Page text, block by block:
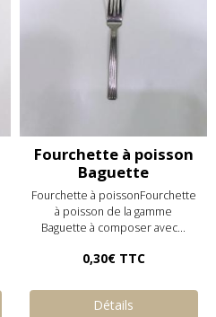
Fourchette à poisson
Baguette
Fourchette à poissonFourchette
à poisson de la gamme
Baguette à composer avec...
0,30€ TTC
Détails